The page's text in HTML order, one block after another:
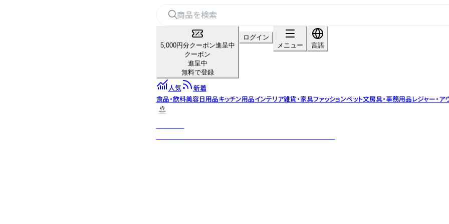
5,000円分クーポン進呈中
クーポン
進呈中
無料で登録
ログイン
メニュー
言語
人気
新着
食品・飲料美容日用品キッチン用品インテリア雑貨・家具ファッションペット文房具・事務用品レジャー・ア